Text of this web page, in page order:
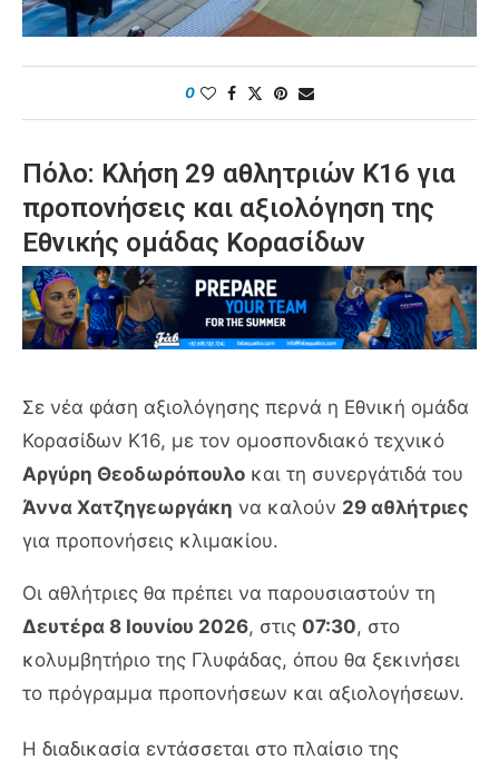
0
Πόλο: Κλήση 29 αθλητριών Κ16 για
προπονήσεις και αξιολόγηση της
Εθνικής ομάδας Κορασίδων
Σε νέα φάση αξιολόγησης περνά η Εθνική ομάδα
Κορασίδων Κ16, με τον ομοσπονδιακό τεχνικό
Αργύρη Θεοδωρόπουλο και τη συνεργάτιδά του
Άννα Χατζηγεωργάκη να καλούν 29 αθλήτριες
για προπονήσεις κλιμακίου.
Οι αθλήτριες θα πρέπει να παρουσιαστούν τη
Δευτέρα 8 Ιουνίου 2026, στις 07:30, στο
κολυμβητήριο της Γλυφάδας, όπου θα ξεκινήσει
το πρόγραμμα προπονήσεων και αξιολογήσεων.
Η διαδικασία εντάσσεται στο πλαίσιο της